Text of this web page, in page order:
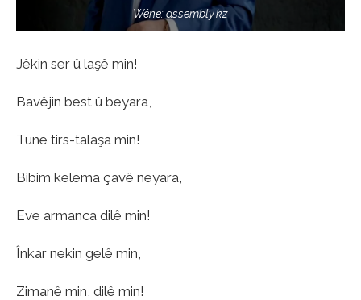
Wêne: assembly.kz
Jêkin ser û laşê min!
Bavêjin best û beyara,
Tune tirs-talaşa min!
Bibim kelema çavê neyara,
Eve armanca dilê min!
Înkar nekin gelê min,
Zimanê min, dilê min!